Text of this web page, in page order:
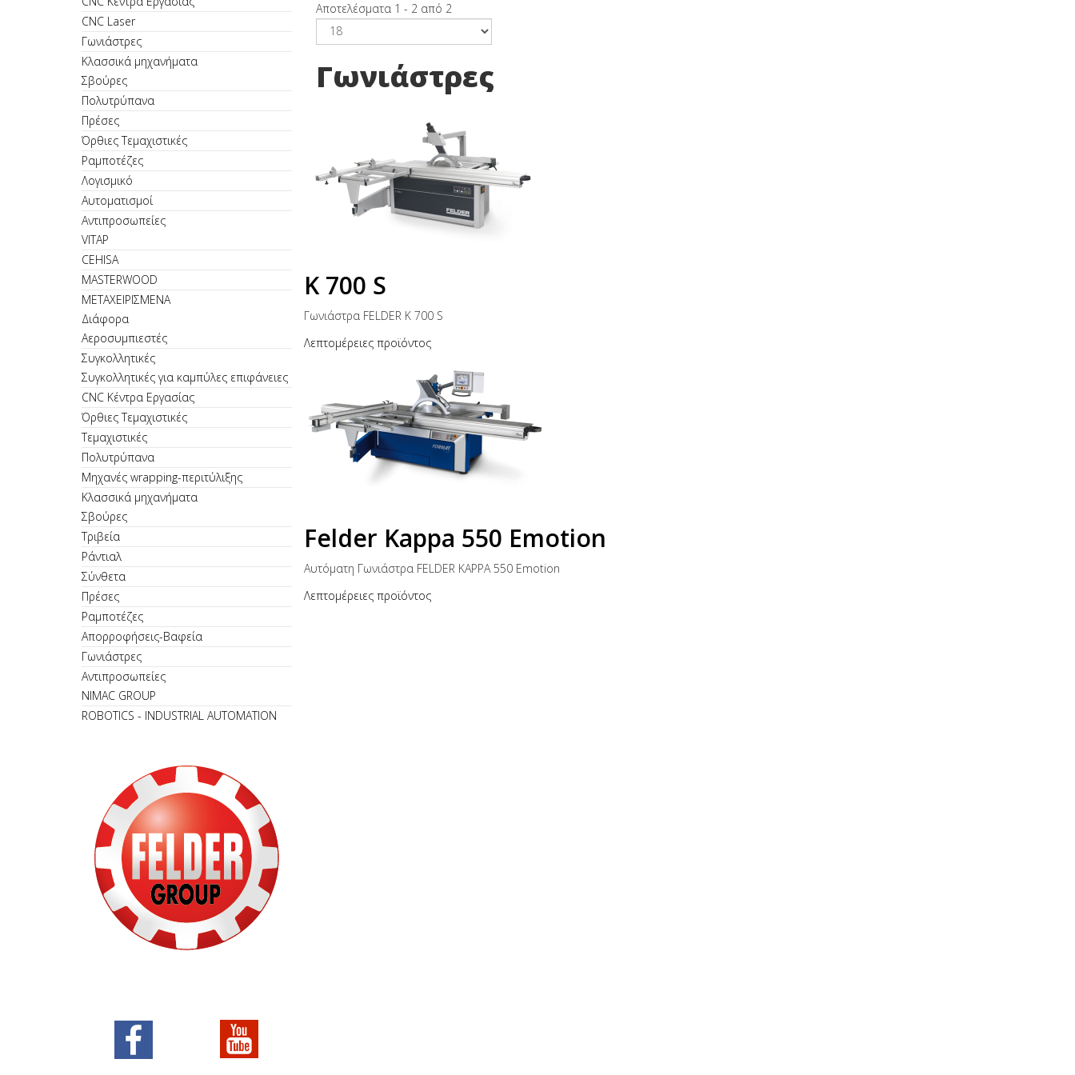
CNC Laser
Γωνιάστρες
Κλασσικά μηχανήματα
Σβούρες
Πολυτρύπανα
Πρέσες
Όρθιες Τεμαχιστικές
Ραμποτέζες
Λογισμικό
Αυτοματισμοί
Αντιπροσωπείες
VITAP
CEHISA
MASTERWOOD
ΜΕΤΑΧΕΙΡΙΣΜΕΝΑ
Διάφορα
Αεροσυμπιεστές
Συγκολλητικές
Συγκολλητικές για καμπύλες επιφάνειες
CNC Κέντρα Εργασίας
Όρθιες Τεμαχιστικές
Τεμαχιστικές
Πολυτρύπανα
Μηχανές wrapping-περιτύλιξης
Κλασσικά μηχανήματα
Σβούρες
Τριβεία
Ράντιαλ
Σύνθετα
Πρέσες
Ραμποτέζες
Απορροφήσεις-Βαφεία
Γωνιάστρες
Αντιπροσωπείες
NIMAC GROUP
ROBOTICS - INDUSTRIAL AUTOMATION
Αποτελέσματα 1 - 2 από 2
Γωνιάστρες
K 700 S
Γωνιάστρα FELDER K 700 S
Λεπτομέρειες προϊόντος
Felder Kappa 550 Emotion
Αυτόματη Γωνιάστρα FELDER KAPPA 550 Emotion
Λεπτομέρειες προϊόντος